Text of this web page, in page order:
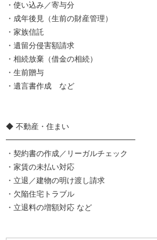
・使い込み／寄与分
・成年後見（生前の財産管理）
・家族信託
・遺留分侵害額請求
・相続放棄（借金の相続）
・生前贈与
・遺言書作成 など
◆ 不動産・住まい
━━━━━━━━━━━━━━━━━
・契約書の作成／リーガルチェック
・家賃の未払い対応
・立退／建物の明け渡し請求
・欠陥住宅トラブル
・立退料の増額対応 など